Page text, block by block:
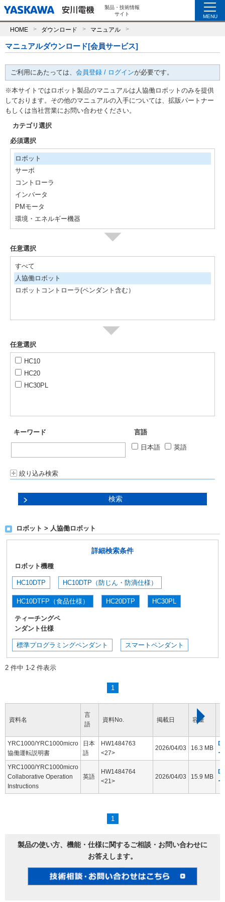
製品・技術情報
サイト
MENU
HOME ダウンロード マニュアル
マニュアルダウンロード[会員サービス]
ご利用にあたっては、 会員登録 / ログインが必要です。
※本サイトではロボット製品のマニュアルは人協働ロボットのみを提供
しております。その他のマニュアルの入手については、拡販パートナー
もしくは当社営業にお問い合わせください。
カテゴリ選択
必須選択
ロボット
サーボ
コントローラ
インバータ
PMモータ
環境・エネルギー機器
任意選択
すべて
人協働ロボット
ロボットコントローラ(ペンダント含む）
任意選択
HC10
HC20
HC30PL
キーワード
言語
日本語
英語
絞り込み検索
ロボット > 人協働ロボット
詳細検索条件
ロボット機種
HC10DTP HC10DTP（防じん・防滴仕様）
HC10DTFP（食品仕様） HC20DTP HC30PL
ティーチングペ
ンダント仕様
標準プログラミングペンダント スマートペンダント
2 件中 1-2 件表示
1
資料名
言
語
資料No. 掲載日 容量
YRC1000/YRC1000micro
協働運転説明書
日本
語
HW1484763
<27>
2026/04/03 16.3 MB
YRC1000/YRC1000micro
Collaborative Operation
Instructions
英語
HW1484764
<21>
2026/04/03 15.9 MB
1
製品の使い方、機能・仕様に関するご相談・お問い合わせに
お答えします。